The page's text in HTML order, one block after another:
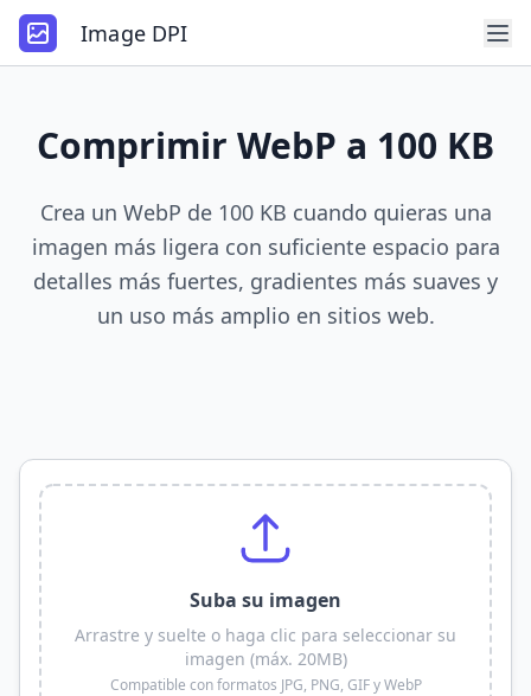
Image DPI
Comprimir WebP a 100 KB
Crea un WebP de 100 KB cuando quieras una
imagen más ligera con suficiente espacio para
detalles más fuertes, gradientes más suaves y
un uso más amplio en sitios web.
Suba su imagen
Arrastre y suelte o haga clic para seleccionar su
imagen (máx. 20MB)
Compatible con formatos JPG, PNG, GIF y WebP